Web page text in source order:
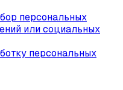
персональных
или социальных
персональных